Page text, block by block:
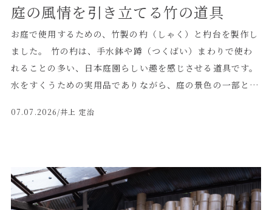
車輪と曳き手の力を受け止めるため、竹の選定や加工にも気
を抜くことはできません。 竹定商店では、建築や庭園に使
用する竹材だけでなく、祭礼や伝統行事で使用される竹につ
いても、用途に応じた加工を行っています。 これからも、
京都の竹材店として、竹の技術を通じて地域の文化と伝統を
支えてまいります。
庭の風情を引き立てる竹の道具
お庭で使用するための、竹製の杓（しゃく）と杓台を製作し
ました。 竹の杓は、手水鉢や蹲（つくばい）まわりで使わ
れることの多い、日本庭園らしい趣を感じさせる道具です。
水をすくうための実用品でありながら、庭の景色の一部とし
合わせて、竹の自然な表情を活かした杓と、それを並べて置
持ち手部分には細めの竹を使用し、先端には水をすくうため
の竹筒を取り付けています。竹筒の丸みや節の表情がそのま
ま意匠となり、人工的な素材にはない柔らかさが生まれま
07.07.2026/井上 定治